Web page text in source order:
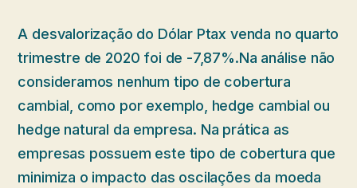
A desvalorização do Dólar Ptax venda no quarto
trimestre de 2020 foi de -7,87%.Na análise não
consideramos nenhum tipo de cobertura
cambial, como por exemplo, hedge cambial ou
hedge natural da empresa. Na prática as
empresas possuem este tipo de cobertura que
minimiza o impacto das oscilações da moeda